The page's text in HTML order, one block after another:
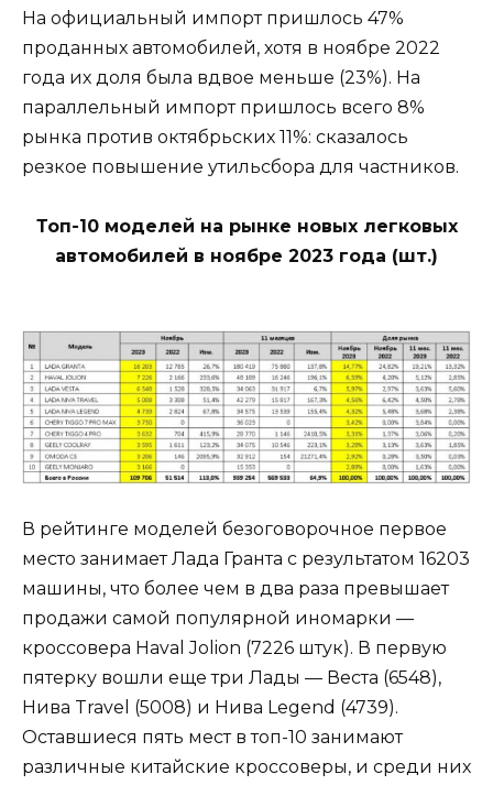
На официальный импорт пришлось 47%
проданных автомобилей, хотя в ноябре 2022
года их доля была вдвое меньше (23%). На
параллельный импорт пришлось всего 8%
рынка против октябрьских 11%: сказалось
резкое повышение утильсбора для частников.
Топ-10 моделей на рынке новых легковых
автомобилей в ноябре 2023 года (шт.)
В рейтинге моделей безоговорочное первое
место занимает Лада Гранта с результатом 16203
машины, что более чем в два раза превышает
продажи самой популярной иномарки —
кроссовера Haval Jolion (7226 штук). В первую
пятерку вошли еще три Лады — Веста (6548),
Нива Travel (5008) и Нива Legend (4739).
Оставшиеся пять мест в топ-10 занимают
различные китайские кроссоверы, и среди них